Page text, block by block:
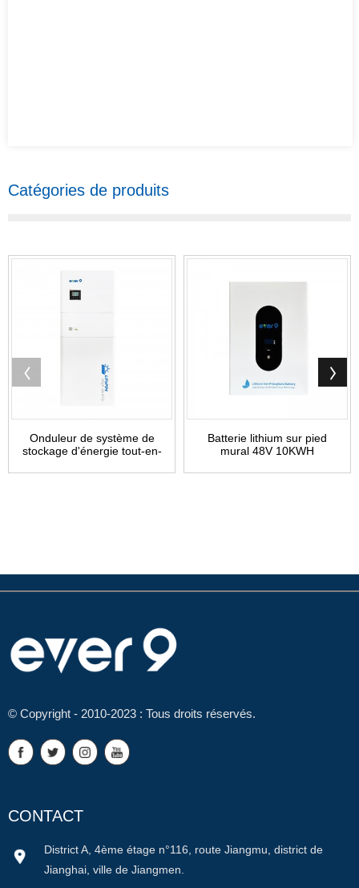
Catégories de produits
Onduleur de système de
stockage d'énergie tout-en-
Batterie lithium sur pied
mural 48V 10KWH
© Copyright - 2010-2023 : Tous droits réservés.
CONTACT
District A, 4ème étage n°116, route Jiangmu, district de
Jianghai, ville de Jiangmen.